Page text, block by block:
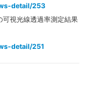
detail/253
視光線透過率測定結果
detail/251